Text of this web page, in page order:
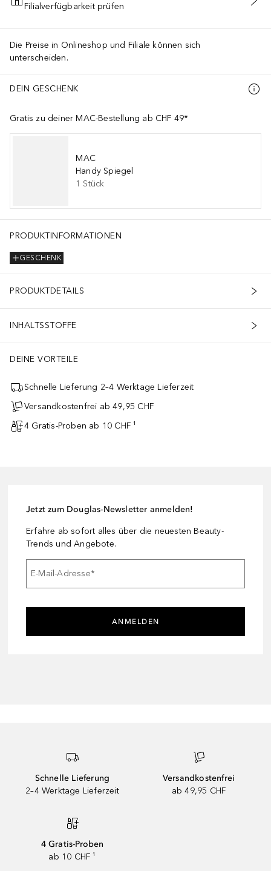
IN DEN WARENKORB
Filialverfügbarkeit prüfen
Die Preise in Onlineshop und Filiale können sich
unterscheiden.
DEIN GESCHENK
Gratis zu deiner MAC-Bestellung ab CHF 49*
MAC
Handy Spiegel
1 Stück
PRODUKTINFORMATIONEN
GESCHENK
PRODUKTDETAILS
INHALTSSTOFFE
DEINE VORTEILE
Schnelle Lieferung 2–4 Werktage Lieferzeit
Versandkostenfrei ab 49,95 CHF
4 Gratis-Proben ab 10 CHF ¹
Jetzt zum Douglas-Newsletter anmelden!
Erfahre ab sofort alles über die neuesten Beauty-
Trends und Angebote.
E-Mail-Adresse*
ANMELDEN
Schnelle Lieferung
2–4 Werktage Lieferzeit
Versandkostenfrei
ab 49,95 CHF
4 Gratis-Proben
ab 10 CHF ¹